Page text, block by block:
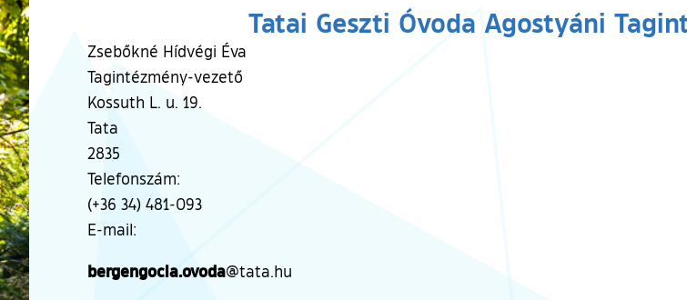
Tatai Geszti Óvoda Agostyáni
Zsebőkné Hídvégi Éva
Tagintézmény-vezető
Kossuth L. u. 19.
Tata
2835
Telefonszám:
(+36 34) 481-093
E-mail:
bergengocia.ovoda@tata.hu